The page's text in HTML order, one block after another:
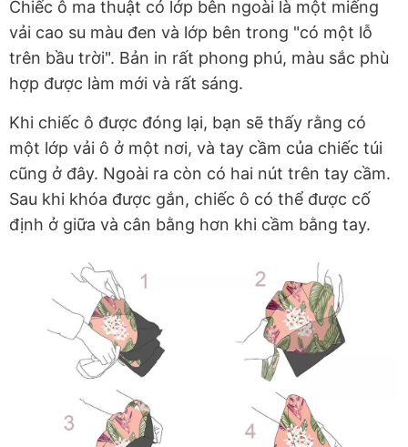
Chiếc ô ma thuật có lớp bên ngoài là một miếng
vải cao su màu đen và lớp bên trong "có một lỗ
trên bầu trời". Bản in rất phong phú, màu sắc phù
hợp được làm mới và rất sáng.
Khi chiếc ô được đóng lại, bạn sẽ thấy rằng có
một lớp vải ô ở một nơi, và tay cầm của chiếc túi
cũng ở đây. Ngoài ra còn có hai nút trên tay cầm.
Sau khi khóa được gắn, chiếc ô có thể được cố
định ở giữa và cân bằng hơn khi cầm bằng tay.